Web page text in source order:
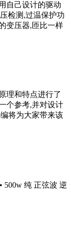
自己设计的驱动
检测,过温保护功
变压器,匝比一样
理和特点进行了
个参考,并对设计
将为大家带来该
500w 纯 正弦波 逆